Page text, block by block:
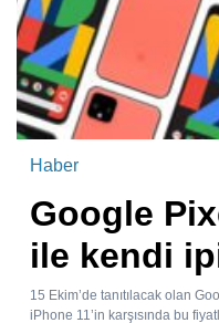
Haber
Google
ile kendi
15 Ekim’de tanıtılacak olan
iPhone 11’in karşısında bu